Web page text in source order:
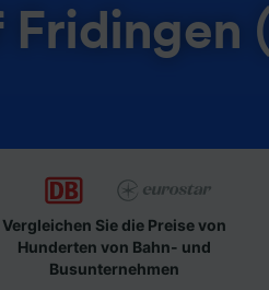
Fridingen
Vergleichen Sie die Preise von
Hunderten von Bahn- und
Busunternehmen